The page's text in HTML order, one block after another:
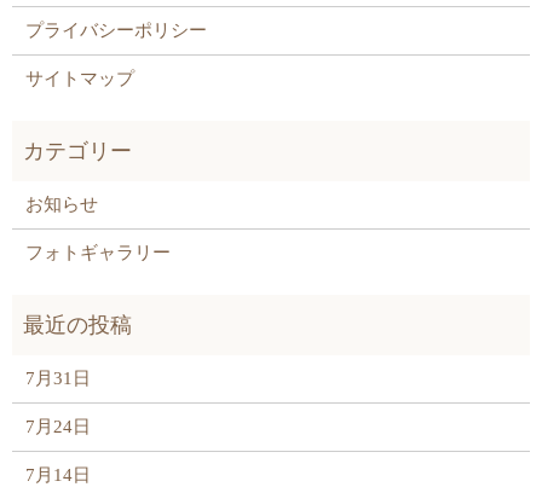
プライバシーポリシー
サイトマップ
お知らせ
フォトギャラリー
7月31日
7月24日
7月14日